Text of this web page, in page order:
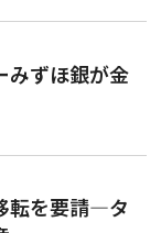
みずほ銀が金
転を要請—タ